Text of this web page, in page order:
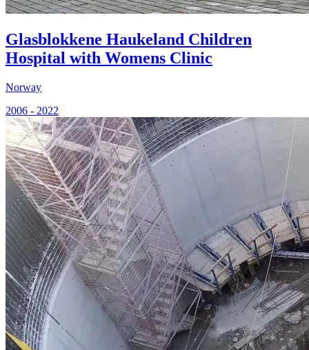
Glasblokkene Haukeland Children
Hospital with Womens Clinic
Norway
2006 - 2022